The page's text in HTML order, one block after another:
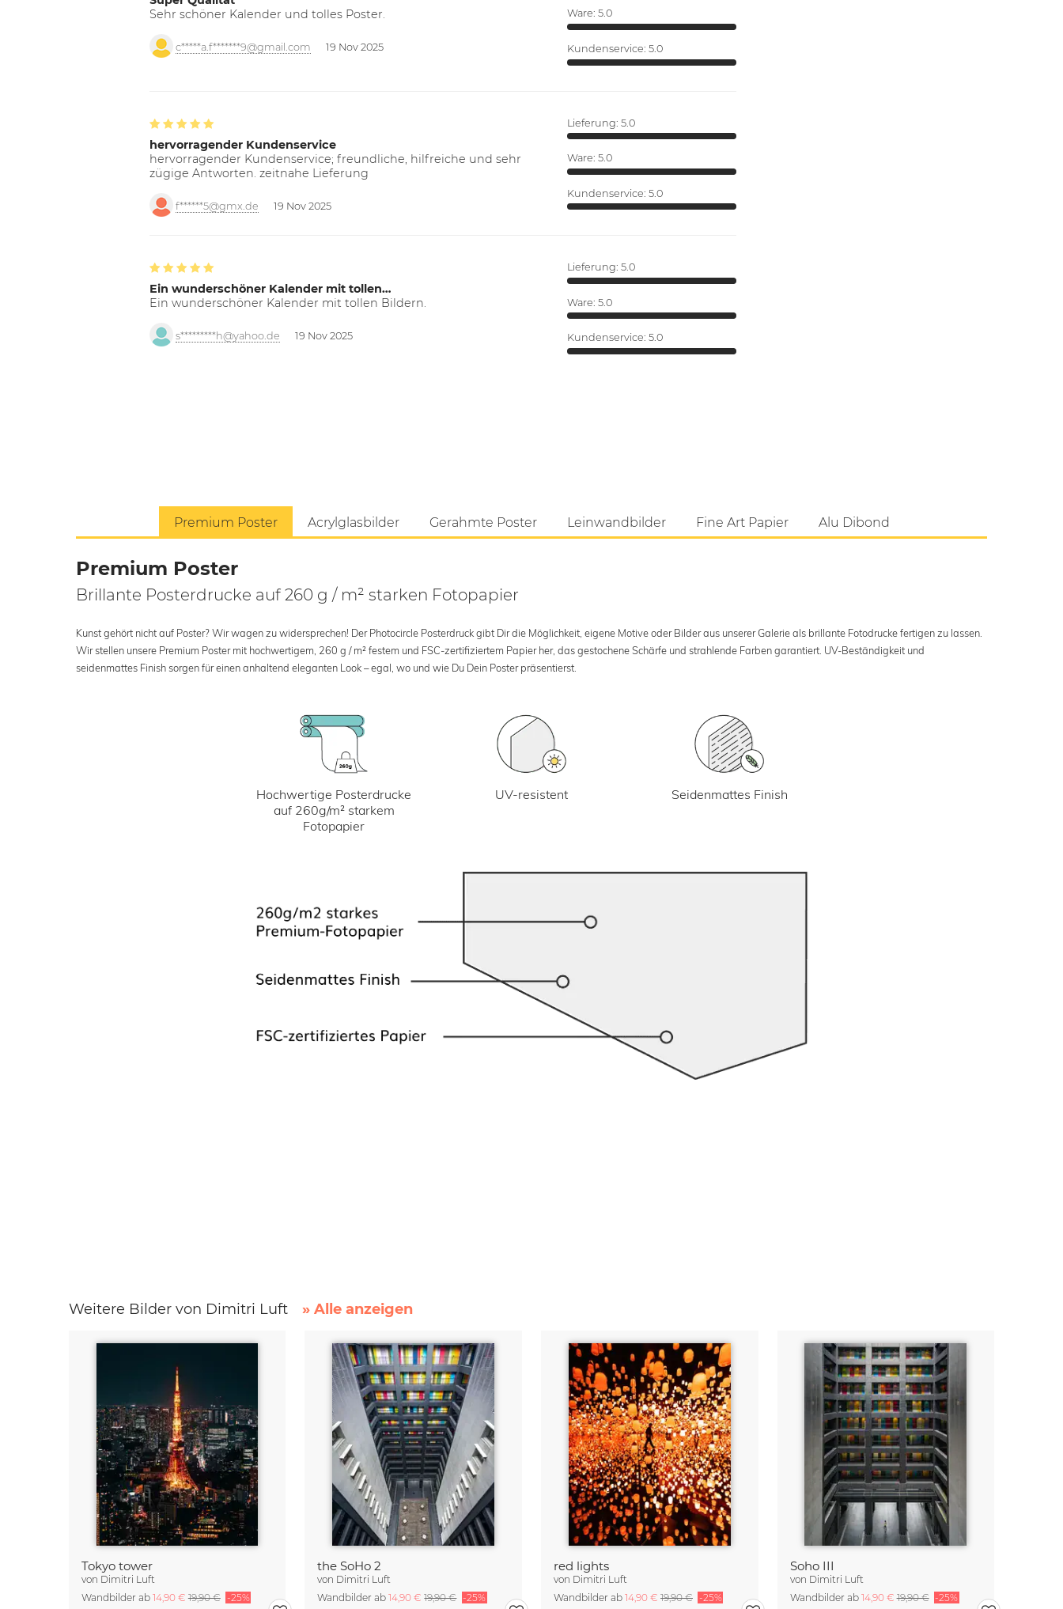
Sehr schöner Kalender und tolles Poster.
c*****a.f*******9@gmail.com 19 Nov 2025
Ware: 5.0
Kundenservice: 5.0
hervorragender Kundenservice
hervorragender Kundenservice; freundliche, hilfreiche und sehr
zügige Antworten. zeitnahe Lieferung
f******5@gmx.de 19 Nov 2025
Lieferung: 5.0
Ware: 5.0
Kundenservice: 5.0
Ein wunderschöner Kalender mit tollen…
Ein wunderschöner Kalender mit tollen Bildern.
s*********h@yahoo.de 19 Nov 2025
Lieferung: 5.0
Ware: 5.0
Kundenservice: 5.0
Premium Poster Acrylglasbilder Gerahmte Poster Leinwandbilder Fine Art Papier Alu Dibond
Premium Poster
Brillante Posterdrucke auf 260 g / m² starken Fotopapier
Kunst gehört nicht auf Poster? Wir wagen zu widersprechen! Der Photocircle Posterdruck gibt Dir die Möglichkeit, eigene Motive oder Bilder aus unserer Galerie als brillante Fotodrucke fertigen zu lassen.
Wir stellen unsere Premium Poster mit hochwertigem, 260 g / m² festem und FSC-zertifiziertem Papier her, das gestochene Schärfe und strahlende Farben garantiert. UV-Beständigkeit und
seidenmattes Finish sorgen für einen anhaltend eleganten Look – egal, wo und wie Du Dein Poster präsentierst.
Hochwertige Posterdrucke
auf 260g/m² starkem
Fotopapier
UV-resistent Seidenmattes Finish
Weitere Bilder von Dimitri Luft » Alle anzeigen
Tokyo tower
von Dimitri Luft
Wandbilder ab 14,90 €19,90 € -25%
the SoHo 2
von Dimitri Luft
Wandbilder ab14,90 €19,90 € -25%
red lights
von Dimitri Luft
Wandbilder ab 14,90 € 19,90 € -25%
Soho III
von Dimitri Luft
Wandbilder ab 14,90 €19,90 € -25%